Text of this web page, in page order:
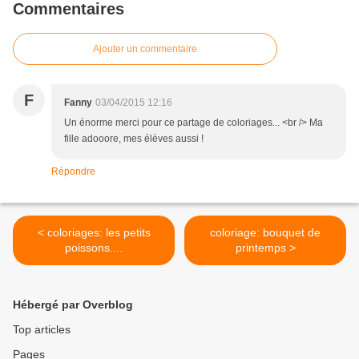
Commentaires
Ajouter un commentaire
F Fanny 03/04/2015 12:16
Un énorme merci pour ce partage de coloriages... <br /> Ma
fille adooore, mes élèves aussi !
Répondre
< coloriages: les petits
poissons....
coloriage: bouquet de
printemps >
Hébergé par Overblog
Top articles
Pages